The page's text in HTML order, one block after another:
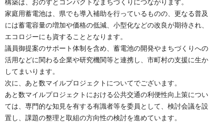
構築は、おのずとコンパクトなまちづくりにつながります。
家庭用蓄電池は、県でも導入補助を行っているものの、更なる普及
には蓄電容量の増加や価格の低減、小型化などの改良が期待され、
エコロジーにも資することとなります。
議員御提案のサポート体制を含め、蓄電池の開発やまちづくりへの
活用などに関わる企業や研究機関等と連携し、市町村の支援に生か
してまいります。
次に、あと数マイルプロジェクトについてでございます。
あと数マイルプロジェクトにおける公共交通の利便性向上策につい
ては、専門的な知見を有する有識者等を委員として、検討会議を設
置し、課題の整理と取組の方向性の検討を進めています。